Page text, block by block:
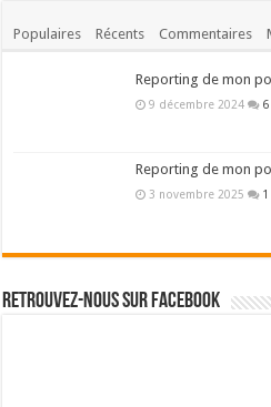
Populaires Récents Commentaires
Reporting de mon
9 décembre 2024 6
Reporting de mon
3 novembre 2025 1
Retrouvez-nous sur Facebook